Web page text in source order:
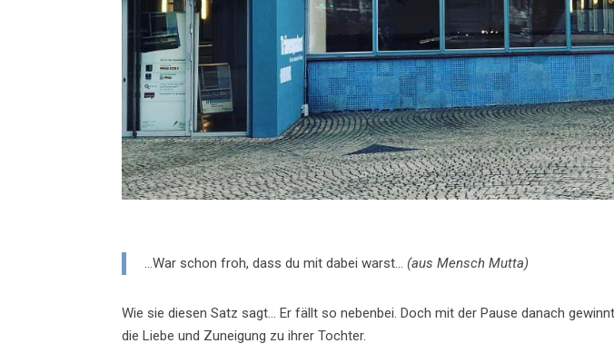
…War schon froh, dass du mit dabei warst… (aus Mensch Mutta)
Wie sie diesen Satz sagt… Er fällt so nebenbei. Doch mit der Pause danach
die Liebe und Zuneigung zu ihrer Tochter.